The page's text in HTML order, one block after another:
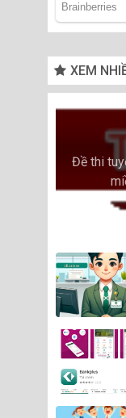
XEM
Đề thi